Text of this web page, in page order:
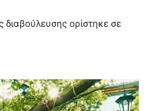
διαβούλευσης ορίστηκε σε